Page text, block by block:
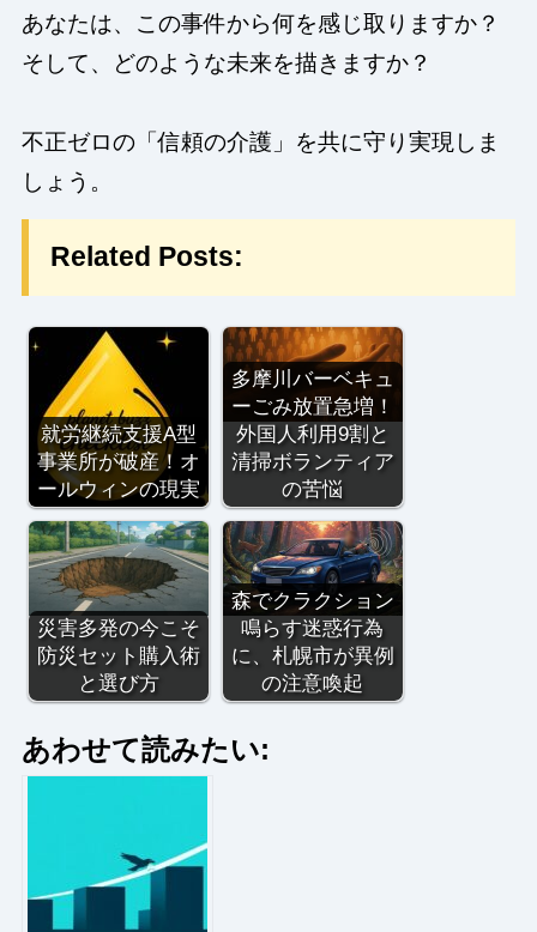
あなたは、この事件から何を感じ取りますか？
そして、どのような未来を描きますか？
不正ゼロの「信頼の介護」を共に守り実現しま
しょう。
Related Posts:
就労継続支援A型
事業所が破産！オ
ールウィンの現実
多摩川バーベキュ
ーごみ放置急増！
外国人利用9割と
清掃ボランティア
の苦悩
災害多発の今こそ
防災セット購入術
と選び方
森でクラクション
鳴らす迷惑行為
に、札幌市が異例
の注意喚起
あわせて読みたい: